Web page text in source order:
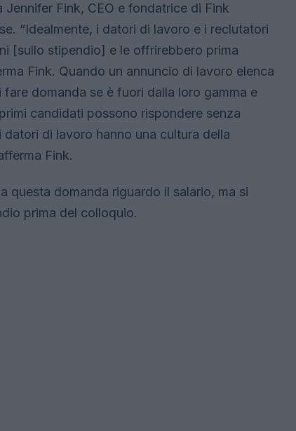
Fink, CEO e fondatrice di Fink
“Idealmente, i datori di lavoro e i reclutatori
[sullo stipendio] e le offrirebbero prima
Fink. Quando un annuncio di lavoro elenca
domanda se è fuori dalla loro gamma e
candidati possono rispondere senza
di lavoro hanno una cultura della
Fink.
questa domanda riguardo il salario, ma si
prima del colloquio.